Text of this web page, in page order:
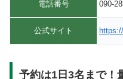
電話番号 090-
公式サイト
予約は1日3名まで！